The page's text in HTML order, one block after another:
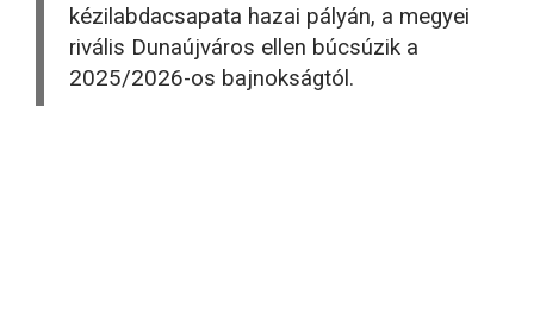
kézilabdacsapata hazai pályán, a megyei
rivális Dunaújváros ellen búcsúzik a
2025/2026-os bajnokságtól.